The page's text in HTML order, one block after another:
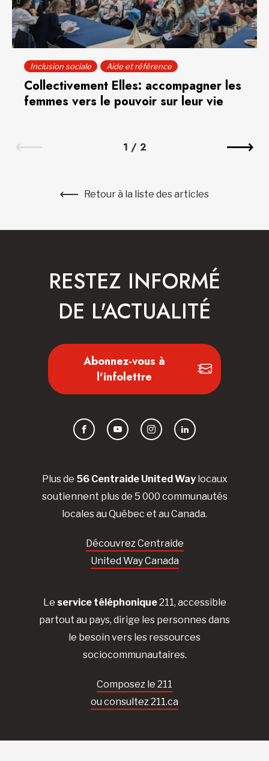
Inclusion sociale Aide et référence
Collectivement Elles: accompagner les
femmes vers le pouvoir sur leur vie
1 / 2
Retour à la liste des articles
Plus de 56 Centraide United Waylocaux
soutiennent plus de 5 000 communautés
locales au Québec et au Canada.
Découvrez Centraide
United Way Canada
Le service téléphonique211, accessible
partout au pays, dirige les personnes dans
le besoin vers les ressources
sociocommunautaires.
Composez le 211
ou consultez 211.ca
RESTEZ INFORMÉ
DE L'ACTUALITÉ
Abonnez-vous à
l'infolettre
FacebookYouTubeInstagramLinkedIn